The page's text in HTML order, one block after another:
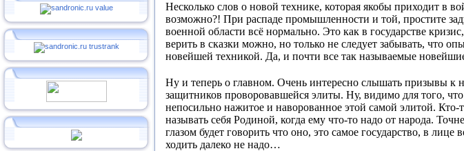
Несколько слов о новой технике, которая якобы приходит в
возможно?! При распаде промышленности и той, простите
военной области всё нормально. Это как в государстве
верить в сказки можно, но только не следует забывать, что
новейшей техникой. Да, и почти все так называемые
Ну и теперь о главном. Очень интересно слышать призывы к
защитников проворовавшейся элиты. Ну, видимо для того,
непосильно нажитое и наворованное этой самой элитой. Кто-
называть себя Родиной, когда ему что-то надо от народа.
глазом будет говорить что оно, это самое государство, в
ходить далеко не надо…